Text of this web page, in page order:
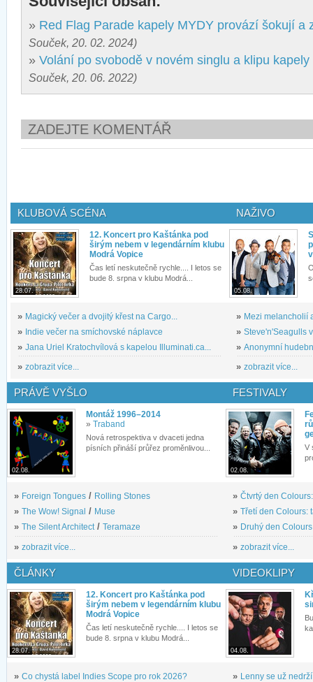
» Red Flag Parade kapely MYDY provází šokují a
Souček, 20. 02. 2024)
» Volání po svobodě v novém singlu a klipu kapely
Souček, 20. 06. 2022)
ZADEJTE KOMENTÁŘ
KLUBOVÁ SCÉNA
28.07.
12. Koncert pro Kaštánka pod
širým nebem v legendárním klubu
Modrá Vopice
Čas letí neskutečně rychle.... I letos se
bude 8. srpna v klubu Modrá...
» Magický večer a dvojitý křest na Cargo...
» Indie večer na smíchovské náplavce
» Jana Uriel Kratochvílová s kapelou Illuminati.ca...
» zobrazit více...
NAŽIVO
05.08.
» Mezi melancholií
» Steve'n'Seagulls
» Anonymní
» zobrazit více...
PRÁVĚ VYŠLO
02.08.
Montáž 1996–2014
» Traband
Nová retrospektiva v dvaceti jedna
písních přináší průřez proměnlivou...
» Foreign Tongues / Rolling Stones
» The Wow! Signal / Muse
» The Silent Architect/ Teramaze
» zobrazit více...
FESTIVALY
02.08.
V
» Čtvrtý den
» Třetí den Colours:
» Druhý den
» zobrazit více...
ČLÁNKY
28.07.
12. Koncert pro Kaštánka pod
širým nebem v legendárním klubu
Modrá Vopice
Čas letí neskutečně rychle.... I letos se
bude 8. srpna v klubu Modrá...
» Co chystá label Indies Scope pro rok 2026?
VIDEOKLIPY
04.08.
» Lenny se už